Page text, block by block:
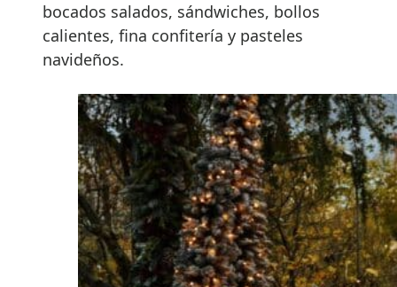
bocados salados, sándwiches, bollos
calientes, fina confitería y pasteles
navideños.